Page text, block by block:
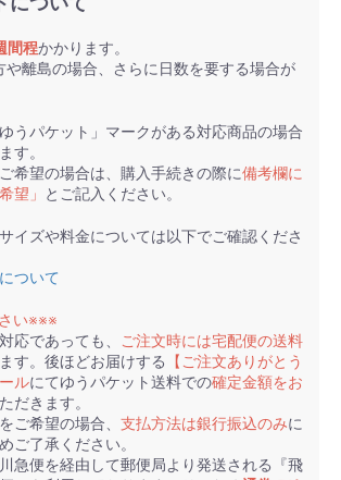
間程かかります。
や離島の場合、さらに日数を要する場合が
うパケット」マークがある対応商品の場合
す。
希望の場合は、購入手続きの際に備考欄に
望」
とご記入ください。
イズや料金については以下でご確認くださ
ついて
い※※※
応であっても、
ご注文時には宅配便の送料
す。後ほどお届けする
【ご注文ありがとう
ルにてゆうパケット送料での確定金額をお
だきます。
ご希望の場合、 支払方法は銀行振込のみに
ご了承ください。
急便を経由して郵便局より発送される『飛